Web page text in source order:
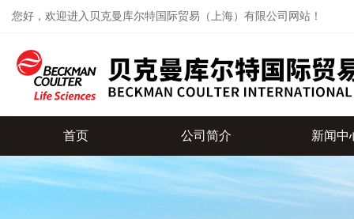
您好，欢迎进入贝克曼库尔特国际贸易（上海）有限公司网站！
首页 公司简介 新闻中